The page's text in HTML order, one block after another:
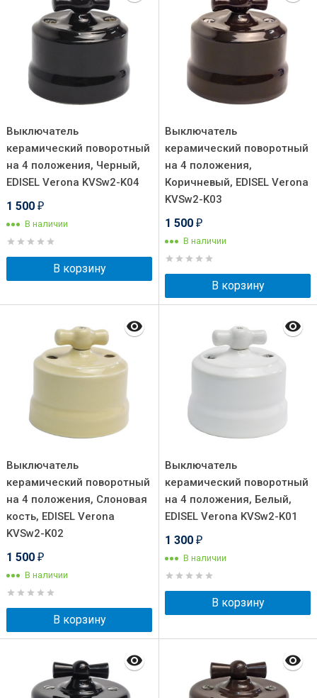
Выключатель
керамический поворотный
на 4 положения, Черный,
EDISEL Verona KVSw2-K04
1 500 ₽
В наличии
В корзину
Выключатель
керамический поворотный
на 4 положения,
Коричневый, EDISEL Verona
KVSw2-K03
1 500 ₽
В наличии
В корзину
Выключатель
керамический поворотный
на 4 положения, Слоновая
кость, EDISEL Verona
KVSw2-K02
1 500 ₽
В наличии
В корзину
Выключатель
керамический поворотный
на 4 положения, Белый,
EDISEL Verona KVSw2-K01
1 300 ₽
В наличии
В корзину